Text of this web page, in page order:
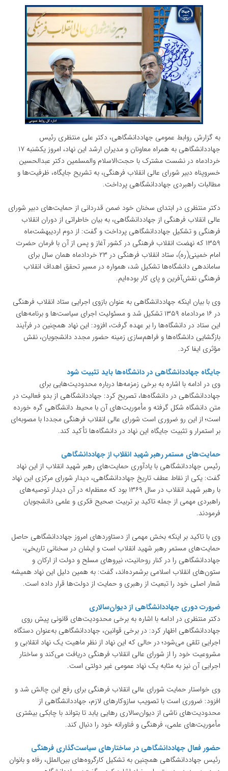
به گزارش روابط عمومی جهاددانشگاهی، دکتر علی منتظری رئیس
جهاددانشگاهی به همراه معاونان و مدیران ارشد این نهاد، امروز یکشنبه ۱۷
خردادماه در نشست مشترک با حجت‌الاسلام والمسلمین دکتر عبدالحسین
خسروپناه دبیر شورای عالی انقلاب فرهنگی، به تشریح جایگاه، ظرفیت‌ها و
مطالبات راهبردی جهاددانشگاهی پرداخت.
دکتر منتظری در ابتدای سخنان خود ضمن قدردانی از حمایت‌های دبیر شورای
عالی انقلاب فرهنگی از جهاددانشگاهی، به بیان خاطراتی از دوران انقلاب
فرهنگی و تشکیل جهاددانشگاهی پرداخت و گفت: از دوم اردیبهشت‌ماه
۱۳۵۹ که نهضت انقلاب فرهنگی در کشور آغاز و پس از آن با فرمان حضرت
امام خمینی(ره)، ستاد انقلاب فرهنگی در ۲۳ خردادماه همان سال برای
ساماندهی دانشگاه‌ها تشکیل شد، همواره در مسیر تحقق اهداف انقلاب
فرهنگی نقش‌آفرین و پای کار بوده‌ایم.
وی با بیان اینکه جهاددانشگاهی به عنوان بازوی اجرایی ستاد انقلاب فرهنگی
در ۱۶ مردادماه ۱۳۵۹ تشکیل شد و مسئولیت اجرای سیاست‌ها و برنامه‌های
این ستاد در دانشگاه‌ها را بر عهده گرفت، افزود: این نهاد همچنین در فرآیند
بازگشایی دانشگاه‌ها و فراهم‌سازی زمینه حضور مجدد دانشجویان، نقش
مؤثری ایفا کرد.
جایگاه جهاددانشگاهی در دانشگاه‌ها باید تثبیت شود
وی در ادامه با اشاره به برخی زمزمه‌ها درباره محدودیت‌هایی برای
جهاددانشگاهی در دانشگاه‌ها، تصریح کرد: جهاددانشگاهی از بدو فعالیت در
متن دانشگاه شکل گرفته و مأموریت‌های آن با محیط دانشگاهی گره خورده
است؛ از این رو ضروری است شورای عالی انقلاب فرهنگی مجددا با مصوبه‌ای
بر استمرار و تثبیت جایگاه این نهاد در دانشگاه‌ها تأکید کند.
حمایت‌های مستمر رهبر شهید انقلاب از جهاددانشگاهی
رئیس جهاددانشگاهی با یادآوری حمایت‌های رهبر شهید انقلاب از این نهاد
گفت: یکی از نقاط عطف تاریخ جهاددانشگاهی، دیدار شورای مرکزی این نهاد
با رهبر شهید انقلاب در سال ۱۳۶۹ بود که معظم‌له در آن دیدار توصیه‌های
راهبردی مهمی از جمله تاکید بر تربیت صحیح فکری و علمی دانشجویان
فرمودند.
وی با تاکید بر اینکه بخش مهمی از دستاوردهای امروز جهاددانشگاهی حاصل
حمایت‌های مستمر رهبر شهید انقلاب است و ایشان در سخنانی تاریخی،
جهاددانشگاهی را در کنار روحانیت، نیروهای مسلح و دولت از ارکان و
ستون‌های انقلاب اسلامی برشمرده‌اند، گفت: به همین دلیل این نهاد همیشه
شعار اصلی خود را تبعیت از رهبری و حمایت از دولت‌ها قرار داده است.
ضرورت دوری جهاددانشگاهی از دیوان‌سالاری
دکتر منتظری در ادامه با اشاره به برخی محدودیت‌های قانونی پیش روی
جهاددانشگاهی اظهار کرد: در برخی قوانین، جهاددانشگاهی به‌عنوان دستگاه
اجرایی تلقی می‌شود؛ در حالی که این نهاد از نظر ماهیت یک نهاد انقلابی و
مشروعیت خود را از شورای عالی انقلاب فرهنگی دریافت می‌کند و ساختار
اجرایی آن نیز به مثابه یک نهاد عمومی غیر دولتی است.
وی خواستار حمایت شورای عالی انقلاب فرهنگی برای رفع این چالش شد و
افزود: ضروری است با تصویب سازوکارهای لازم، جهاددانشگاهی از
محدودیت‌های ناشی از دیوان‌سالاری رهایی یابد تا بتواند با چابکی بیشتری
مأموریت‌های علمی، فرهنگی و فناورانه خود را دنبال کند.
حضور فعال جهاددانشگاهی در ساختارهای سیاست‌گذاری فرهنگی
رئیس جهاددانشگاهی همچنین به تشکیل کارگروه‌های بین‌الملل، رفاه و بانوان